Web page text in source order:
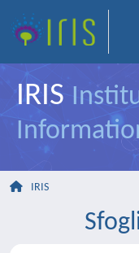
IRIS
IRIS